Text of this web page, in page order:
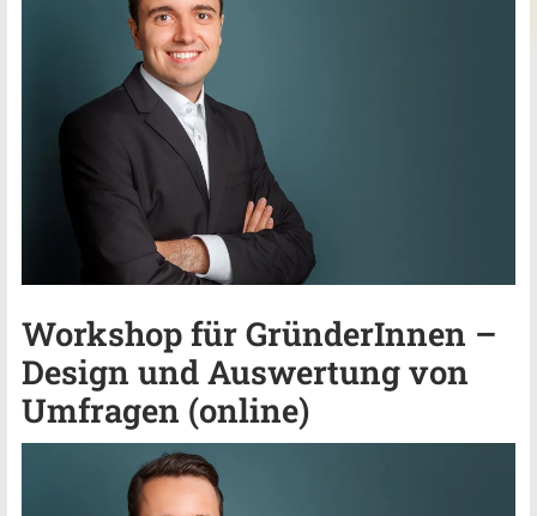
Workshop für GründerInnen –
Design und Auswertung von
Umfragen (online)